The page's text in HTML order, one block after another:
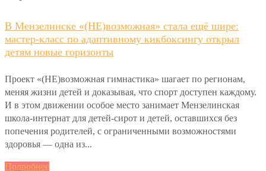
В Мензелинске «(НЕ)возможная» стала ещё шире:
мастер-класс по адаптивному кикбоксингу открыл
детям новые горизонты
Проект «(НЕ)возможная гимнастика» шагает по регионам,
меняя жизни детей и доказывая, что спорт доступен каждому.
И в этом движении особое место занимает Мензелинская
школа-интернат для детей-сирот и детей, оставшихся без
попечения родителей, с ограниченными возможностями
здоровья — одна из...
Подробнее